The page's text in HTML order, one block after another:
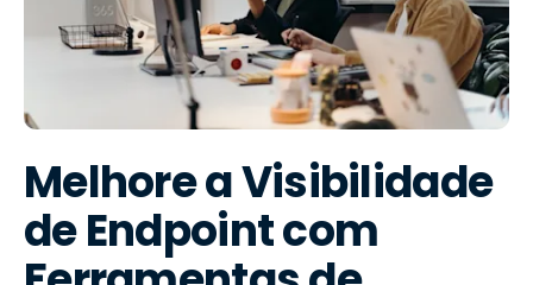
Melhore a Visibilidade
de Endpoint com